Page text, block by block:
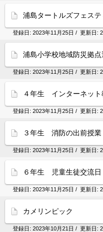
浦島タートルズフェス
登録日: 2023年11月25日 / 更新日:
浦島小学校地域防災拠
登録日: 2023年11月25日 / 更新日:
４年生 インターネット
登録日: 2023年11月25日 / 更新日:
３年生 消防の出前授業
登録日: 2023年11月25日 / 更新日:
６年生 児童生徒交流日
登録日: 2023年11月25日 / 更新日:
カメリンピック
登録日: 2023年10月21日 / 更新日: